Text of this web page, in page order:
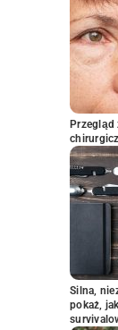
Silna,
pokaż,